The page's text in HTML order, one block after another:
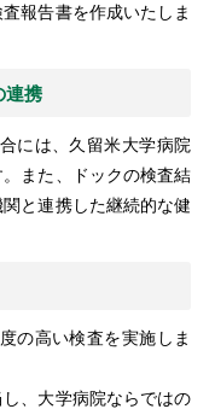
報告書を作成いたしま
連携
には、久留米大学病院
また、ドックの検査結
と連携した継続的な健
の高い検査を実施しま
、大学病院ならではの